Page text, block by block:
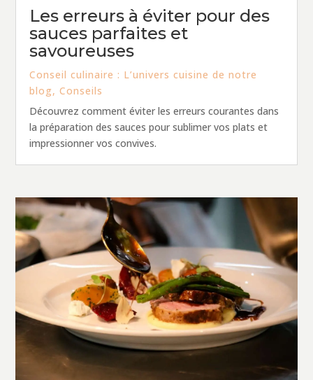
Les erreurs à éviter pour des
sauces parfaites et
savoureuses
Conseil culinaire : L’univers cuisine de notre
blog,Conseils
Découvrez comment éviter les erreurs courantes dans
la préparation des sauces pour sublimer vos plats et
impressionner vos convives.